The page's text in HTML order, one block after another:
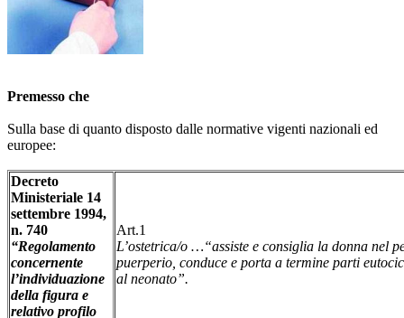
Premesso che
Sulla base di quanto disposto dalle normative vigenti nazionali ed
europee:
Decreto
Ministeriale 14
settembre 1994,
n. 740
“Regolamento
concernente
l’individuazione
della figura e
relativo profilo
Art.1
L’ostetrica/o …“assiste e consiglia la donna nel
puerperio, conduce e porta a termine parti
al neonato”.